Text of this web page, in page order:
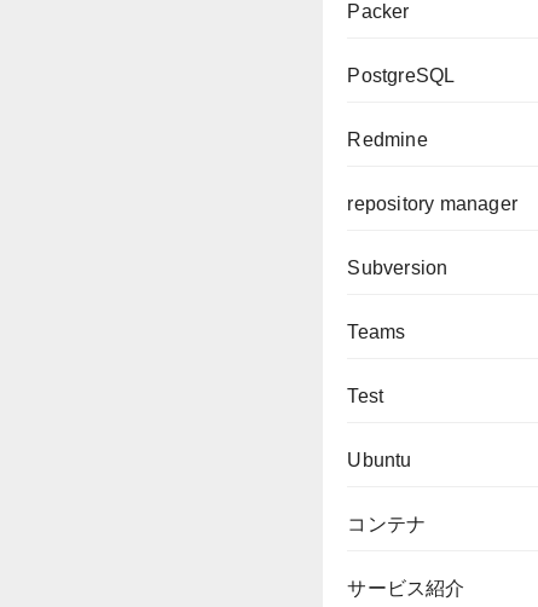
Packer
PostgreSQL
Redmine
repository manager
Subversion
Teams
Test
Ubuntu
コンテナ
サービス紹介